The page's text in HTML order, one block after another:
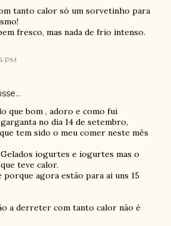
tanto calor só um sorvetinho para
fresco, mas nada de frio intenso.
PM
que bom , adoro e como fui
no dia 14 de setembro,
tem sido o meu comer neste mês
iogurtes e iogurtes mas o
teve calor.
porque agora estão para ai uns 15
a derreter com tanto calor não é